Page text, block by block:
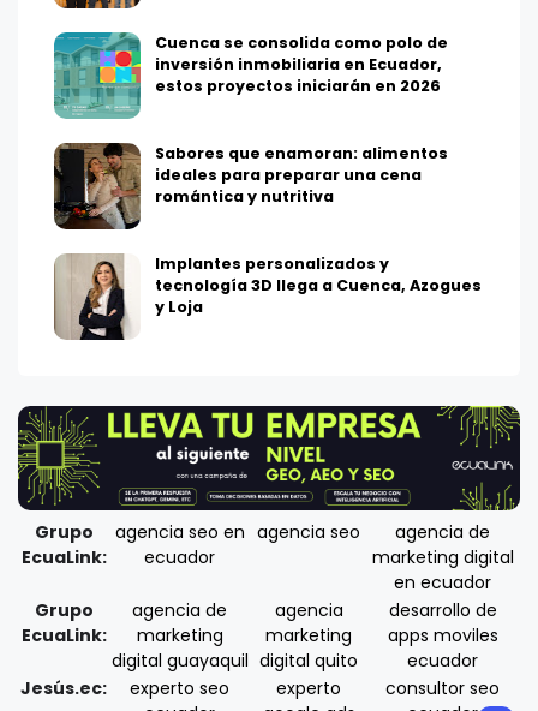
Cuenca se consolida como polo de
inversión inmobiliaria en Ecuador,
estos proyectos iniciarán en 2026
Sabores que enamoran: alimentos
ideales para preparar una cena
romántica y nutritiva
Implantes personalizados y
tecnología 3D llega a Cuenca, Azogues
y Loja
Grupo
EcuaLink:
agencia seo en
ecuador
agencia seo
agencia de
marketing digital
en ecuador
Grupo
EcuaLink:
agencia de
marketing
digital guayaquil
agencia
marketing
digital quito
desarrollo de
apps moviles
ecuador
Jesús.ec:
experto seo
experto
consultor seo